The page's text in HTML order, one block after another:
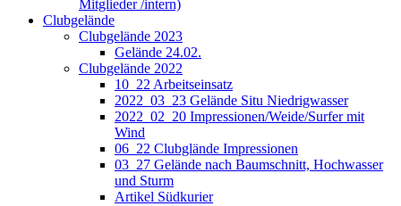
Mitglieder /intern)
Clubgelände
Clubgelände 2023
Gelände 24.02.
Clubgelände 2022
10_22 Arbeitseinsatz
2022_03_23 Gelände Situ Niedrigwasser
2022_02_20 Impressionen/Weide/Surfer mit
Wind
06_22 Clubglände Impressionen
03_27 Gelände nach Baumschnitt, Hochwasser
und Sturm
Artikel Südkurier